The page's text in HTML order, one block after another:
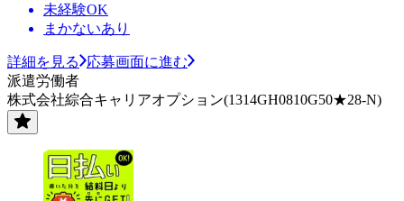
未経験OK
まかないあり
詳細を見る
応募画面に進む
派遣労働者
株式会社綜合キャリアオプション(1314GH0810G50★28-N)